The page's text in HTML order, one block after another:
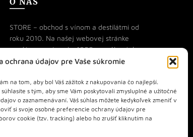
ochrana údajov pre Vaše súkromie
na tom, aby bol Váš zážitok z nakupovania čo najlepší.
súhlasíte s tým, aby sme Vám poskytovali zmysluplné a užitočné
o zaznamenávaní. Váš súhlas môžete kedykoľvek zmeniť v
si svoje osobné preferencie ochrany údajov pre
cookie (tzv. tracking) alebo ho zrušiť kliknutím na
STORE – obchod s vínom a destilátmi od
roku 2010. Na našej webovej stránke
predávame viac ako 1000+ značkových
produktov.
Info tel.: +421 917 779 888
Vínotéka: +421 917 888 879
Vínotéka: Bratislavská 49/B,
Bratislava 841 06